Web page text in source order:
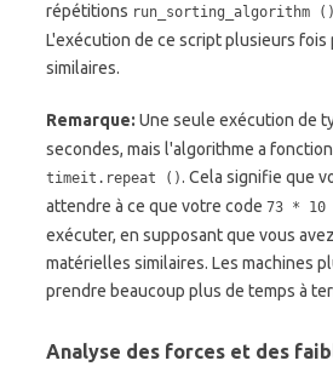
répétitions run_sorting_algorithm ()
L'exécution de ce script plusieurs
similaires.
Remarque: Une seule exécution de
secondes, mais l'algorithme a
timeit.repeat (). Cela signifie que
attendre à ce que votre code 73 * 10
exécuter, en supposant que vous
matérielles similaires. Les machines
prendre beaucoup plus de temps à
Analyse des forces et des